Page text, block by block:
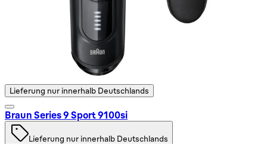
Lieferung nur innerhalb Deutschlands
Braun Series 9 Sport 9100si
Lieferung nur innerhalb Deutschlands